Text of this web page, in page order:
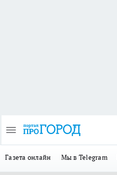
Газета онлайн Мы в Telegram